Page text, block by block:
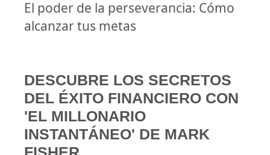
El poder de la perseverancia: Cómo
alcanzar tus metas
DESCUBRE LOS SECRETOS
DEL ÉXITO FINANCIERO CON
'EL MILLONARIO
INSTANTÁNEO' DE MARK